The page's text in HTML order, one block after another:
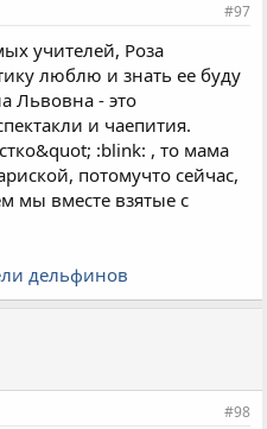
#97
учителей, Роза
люблю и знать ее буду
Львовна - это
и чаепития.
:blink: , то мама
потомучто сейчас,
мы вместе взятые с
дельфинов
#98